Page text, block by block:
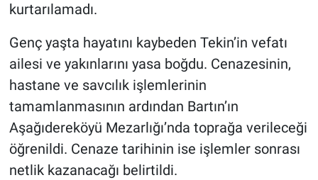
kurtarılamadı.
Genç yaşta hayatını kaybeden Tekin’in vefatı
ailesi ve yakınlarını yasa boğdu. Cenazesinin,
hastane ve savcılık işlemlerinin
tamamlanmasının ardından Bartın’ın
Aşağıdereköyü Mezarlığı’nda toprağa verileceği
öğrenildi. Cenaze tarihinin ise işlemler sonrası
netlik kazanacağı belirtildi.